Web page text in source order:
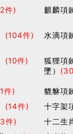
件) 麒麟項
(104件) 水滴項
(10件)
狐狸項
墜）
件)
貔貅項
(14件)
十字架
件)
十二生